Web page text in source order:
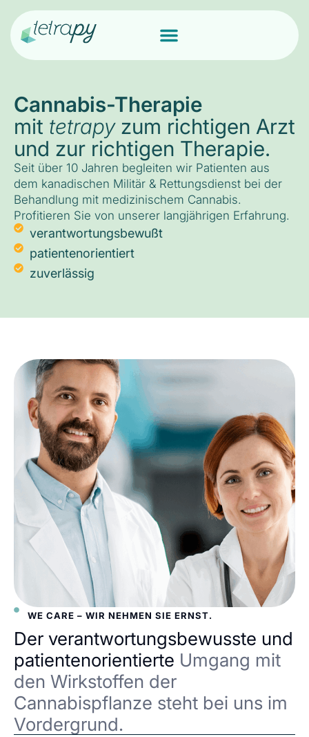
Cannabis-Therapie
mit tetrapyzum richtigen Arzt
und zur richtigen Therapie.
Seit über 10 Jahren begleiten wir Patienten aus
dem kanadischen Militär & Rettungsdienst bei der
Behandlung mit medizinischem Cannabis.
Profitieren Sie von unserer langjährigen Erfahrung.
verantwortungsbewußt
patientenorientiert
zuverlässig
WE CARE – WIR NEHMEN SIE ERNST.
Der verantwortungsbewusste und
patientenorientierte Umgang mit
den Wirkstoffen der
Cannabispflanze steht bei uns im
Vordergrund.